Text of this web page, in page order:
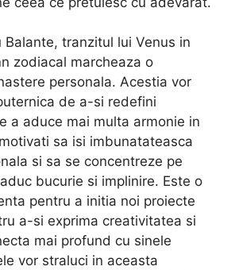
Balante, tranzitul lui Venus in
zodiacal marcheaza o
personala. Acestia vor
de a-si redefini
a aduce mai multa armonie in
sa isi imbunatateasca
si sa se concentreze pe
bucurie si implinire. Este o
pentru a initia noi proiecte
a-si exprima creativitatea si
mai profund cu sinele
vor straluci in aceasta